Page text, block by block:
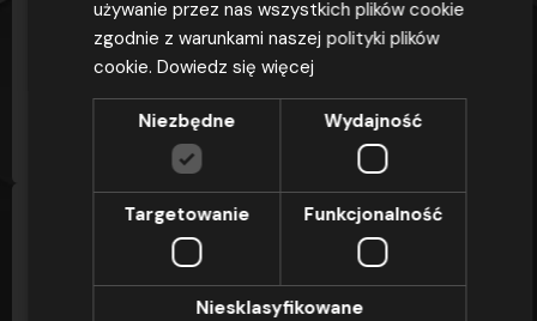
ponad 42 000 zrealizowanych kursów i
zdawalność egzaminów sięgająca 97,4% – to nie...
DLACZEGO OSZ OMEGA
OSZ Omega to ponad 25 lat doświadczenia,
używanie przez nas wszystkich plików cookie
zgodnie z warunkami naszej polityki plików
cookie.Dowiedz się więcej
Niezbędne Wydajność
Targetowanie Funkcjonalność
Niesklasyfikowane